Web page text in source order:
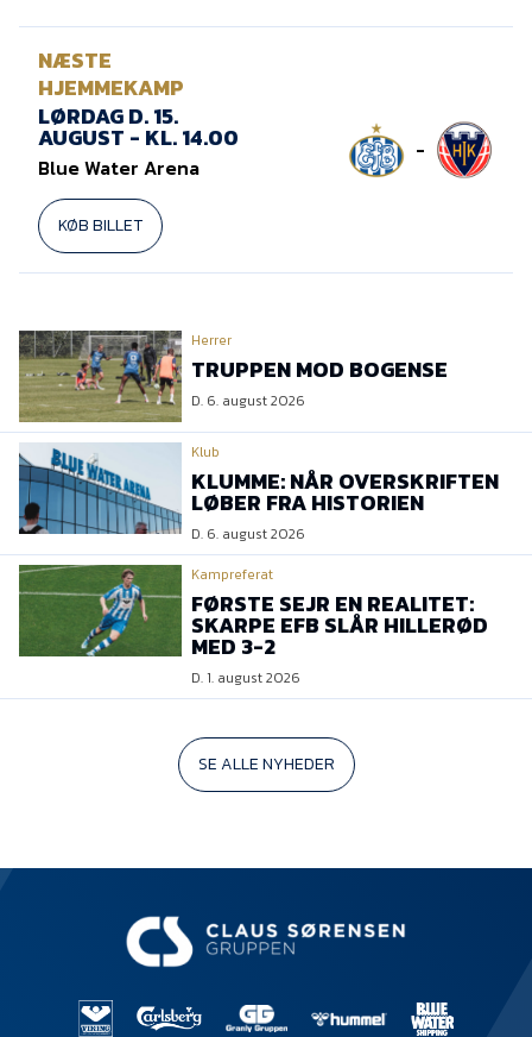
NÆSTE
HJEMMEKAMP
LØRDAG D. 15.
AUGUST - KL. 14.00
Blue Water Arena
KØB BILLET
-
Herrer
TRUPPEN MOD BOGENSE
D. 6. august 2026
Klub
KLUMME: NÅR OVERSKRIFTEN
LØBER FRA HISTORIEN
D. 6. august 2026
Kampreferat
FØRSTE SEJR EN REALITET:
SKARPE EFB SLÅR HILLERØD
MED 3-2
D. 1. august 2026
SE ALLE NYHEDER